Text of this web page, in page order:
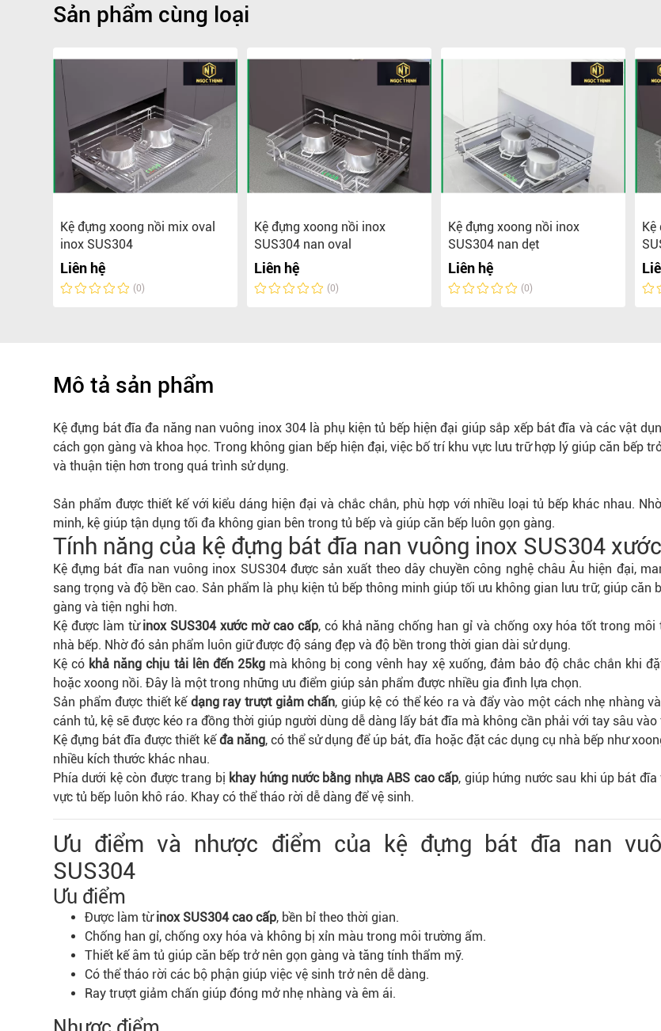
Sản phẩm cùng loại
Kệ đựng xoong nồi mix oval
inox SUS304
Liên hệ
(0)
Kệ đựng xoong nồi inox
SUS304 nan oval
Liên hệ
(0)
Kệ đựng xoong nồi inox
SUS304 nan dẹt
Liên hệ
(0)
Mô tả sản phẩm
Kệ đựng bát đĩa đa năng nan vuông inox 304 là phụ kiện tủ bếp hiện đại giúp sắp xếp bát đĩa và các vật
cách gọn gàng và khoa học. Trong không gian bếp hiện đại, việc bố trí khu vực lưu trữ hợp lý giúp căn bếp
và thuận tiện hơn trong quá trình sử dụng.
Sản phẩm được thiết kế với kiểu dáng hiện đại và chắc chắn, phù hợp với nhiều loại tủ bếp khác nhau.
minh, kệ giúp tận dụng tối đa không gian bên trong tủ bếp và giúp căn bếp luôn gọn gàng.
Tính năng của kệ đựng bát đĩa nan vuông inox SUS304
Kệ đựng bát đĩa nan vuông inox SUS304 được sản xuất theo dây chuyền công nghệ châu Âu hiện đại,
sang trọng và độ bền cao. Sản phẩm là phụ kiện tủ bếp thông minh giúp tối ưu không gian lưu trữ, giúp căn
gàng và tiện nghi hơn.
Kệ được làm từinox SUS304 xước mờ cao cấp, có khả năng chống han gỉ và chống oxy hóa tốt trong môi
nhà bếp. Nhờ đó sản phẩm luôn giữ được độ sáng đẹp và độ bền trong thời gian dài sử dụng.
Kệ có khả năng chịu tải lên đến 25kgmà không bị cong vênh hay xệ xuống, đảm bảo độ chắc chắn khi
hoặc xoong nồi. Đây là một trong những ưu điểm giúp sản phẩm được nhiều gia đình lựa chọn.
Sản phẩm được thiết kế dạng ray trượt giảm chấn, giúp kệ có thể kéo ra và đẩy vào một cách nhẹ nhàng
cánh tủ, kệ sẽ được kéo ra đồng thời giúp người dùng dễ dàng lấy bát đĩa mà không cần phải với tay sâu vào
Kệ đựng bát đĩa được thiết kế đa năng, có thể sử dụng để úp bát, đĩa hoặc đặt các dụng cụ nhà bếp như
nhiều kích thước khác nhau.
Phía dưới kệ còn được trang bị khay hứng nước bằng nhựa ABS cao cấp, giúp hứng nước sau khi úp bát
vực tủ bếp luôn khô ráo. Khay có thể tháo rời dễ dàng để vệ sinh.
Ưu điểm và nhược điểm của kệ đựng bát đĩa nan
SUS304
Ưu điểm
Được làm từinox SUS304 cao cấp, bền bỉ theo thời gian.
Chống han gỉ, chống oxy hóa và không bị xỉn màu trong môi trường ẩm.
Thiết kế âm tủ giúp căn bếp trở nên gọn gàng và tăng tính thẩm mỹ.
Có thể tháo rời các bộ phận giúp việc vệ sinh trở nên dễ dàng.
Ray trượt giảm chấn giúp đóng mở nhẹ nhàng và êm ái.